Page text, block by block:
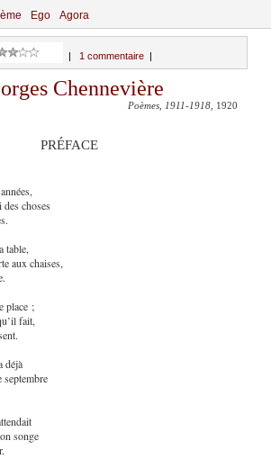
Ego Agora
1 commentaire|
Chennevière
Poèmes, 1911-1918 , 1920
PRÉFACE
choses
table,
aux chaises,
place ;
fait,
déjà
septembre
songe